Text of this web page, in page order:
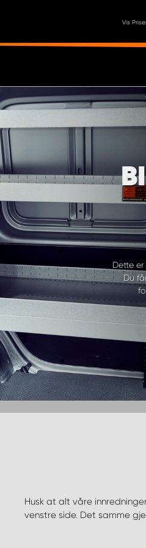
Vis
Dette
Du
Husk at alt våre
venstre side. Det samme